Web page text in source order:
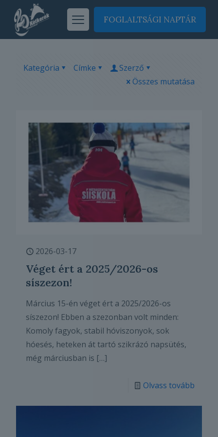
FOGLALTSÁGI NAPTÁR
Kategória Címke
Szerző
Összes mutatása
2026-03-17
Véget ért a 2025/2026-os
síszezon!
Március 15-én véget ért a 2025/2026-os
síszezon! Ebben a szezonban volt minden:
Komoly fagyok, stabil hóviszonyok, sok
hóesés, heteken át tartó szikrázó napsütés,
még márciusban is […]
Olvass tovább